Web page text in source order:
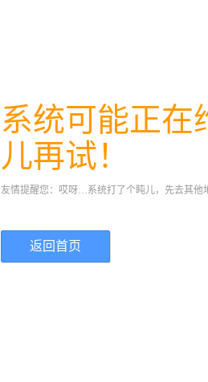
系统可能正在
儿再试！
友情提醒您：哎呀…系统打了个盹儿，先去其他
返回首页